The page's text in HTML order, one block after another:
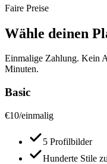
Faire Preise
Wähle deinen
Einmalige Zahlung. Kein
Minuten.
Basic
€10/einmalig
5 Profilbilder
Hunderte Stile